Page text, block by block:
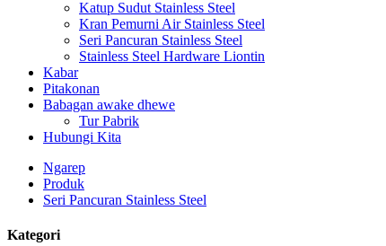
Katup Sudut Stainless Steel
Kran Pemurni Air Stainless Steel
Seri Pancuran Stainless Steel
Stainless Steel Hardware Liontin
Kabar
Pitakonan
Babagan awake dhewe
Tur Pabrik
Hubungi Kita
Ngarep
Produk
Seri Pancuran Stainless Steel
Kategori